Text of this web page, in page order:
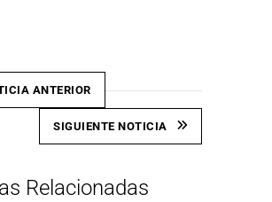
ANTERIOR
SIGUIENTE NOTICIA
Relacionadas